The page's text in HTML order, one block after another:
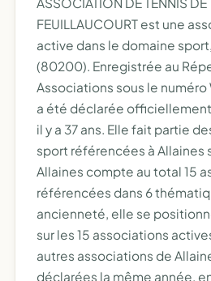
FEUILLAUCOURT est une
active dans le domaine
(80200). Enregistrée au
Associations sous le
a été déclarée
il y a 37 ans. Elle fait partie
sport référencées à Allaines
Allaines compte au total 15
référencées dans 6
ancienneté, elle se
sur les 15 associations
autres associations de
déclarées la même année,